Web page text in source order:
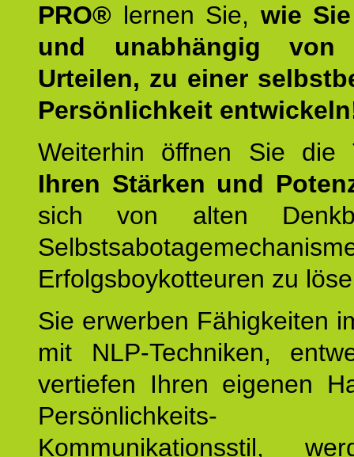
PRO® lernen Sie, wie
und unabhängig von
Urteilen, zu einer
Persönlichkeit
Weiterhin öffnen Sie
Ihren Stärken und
sich von alten
Erfolgsboykotteuren zu
Sie erwerben Fähigkeiten
mit NLP-Techniken,
vertiefen Ihren eigenen
Kommunikationsstil,